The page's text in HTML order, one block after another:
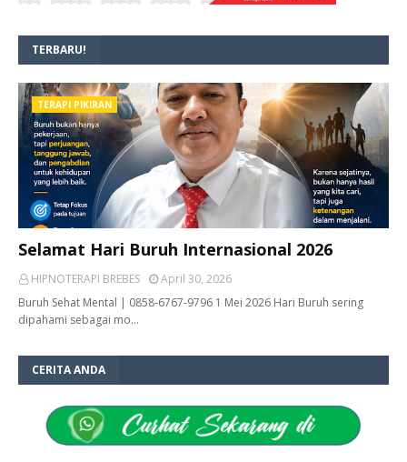
TERBARU!
TERAPI PIKIRAN
Selamat Hari Buruh Internasional 2026
HIPNOTERAPI BREBES
April 30, 2026
Buruh Sehat Mental | 0858-6767-9796 1 Mei 2026 Hari Buruh sering
dipahami sebagai mo…
CERITA ANDA